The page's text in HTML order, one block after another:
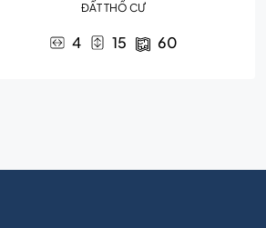
ĐẤT THỔ CƯ
4 15 60